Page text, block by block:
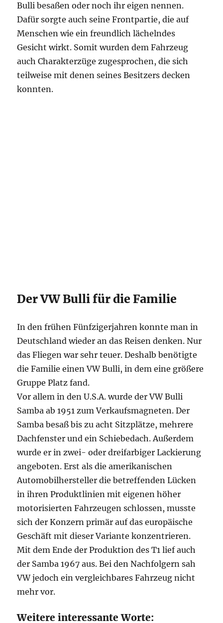
Bulli besaßen oder noch ihr eigen nennen.
Dafür sorgte auch seine Frontpartie, die auf
Menschen wie ein freundlich lächelndes
Gesicht wirkt. Somit wurden dem Fahrzeug
auch Charakterzüge zugesprochen, die sich
teilweise mit denen seines Besitzers decken
konnten.
Der VW Bulli für die Familie
In den frühen Fünfzigerjahren konnte man in
Deutschland wieder an das Reisen denken. Nur
das Fliegen war sehr teuer. Deshalb benötigte
die Familie einen VW Bulli, in dem eine größere
Gruppe Platz fand.
Vor allem in den U.S.A. wurde der VW Bulli
Samba ab 1951 zum Verkaufsmagneten. Der
Samba besaß bis zu acht Sitzplätze, mehrere
Dachfenster und ein Schiebedach. Außerdem
wurde er in zwei- oder dreifarbiger Lackierung
angeboten. Erst als die amerikanischen
Automobilhersteller die betreffenden Lücken
in ihren Produktlinien mit eigenen höher
motorisierten Fahrzeugen schlossen, musste
sich der Konzern primär auf das europäische
Geschäft mit dieser Variante konzentrieren.
Mit dem Ende der Produktion des T1 lief auch
der Samba 1967 aus. Bei den Nachfolgern sah
VW jedoch ein vergleichbares Fahrzeug nicht
mehr vor.
Weitere interessante Worte: